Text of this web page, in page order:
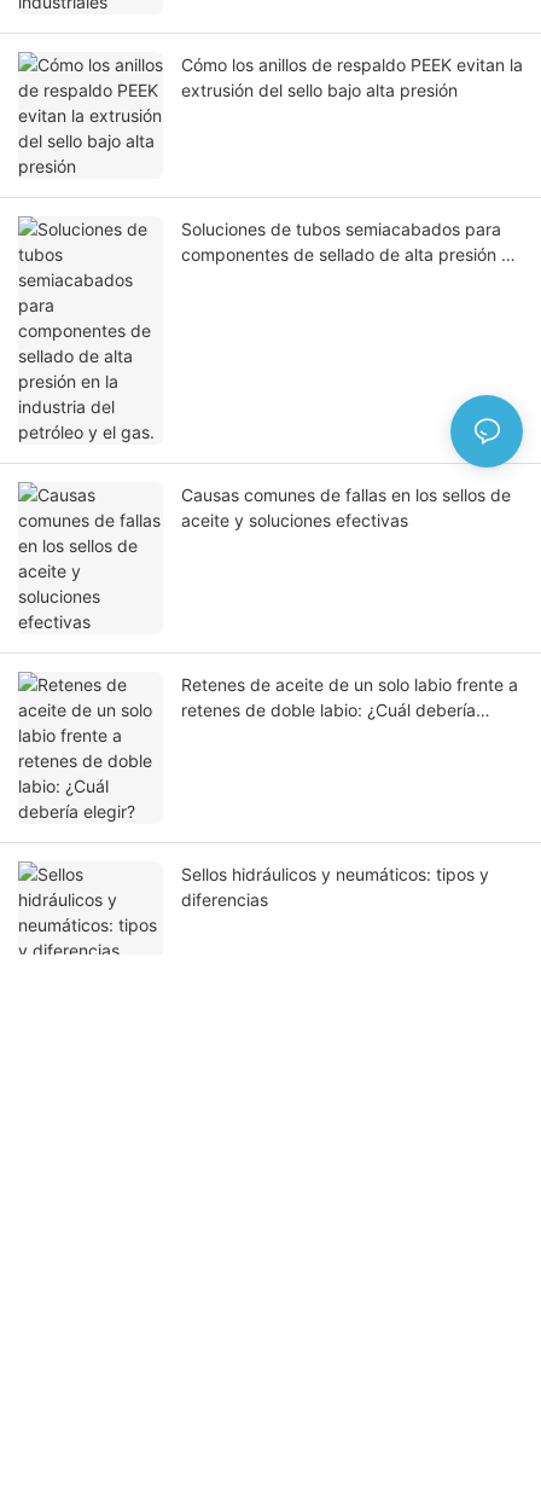
Cómo los anillos de respaldo PEEK evitan la
extrusión del sello bajo alta presión
Soluciones de tubos semiacabados para
componentes de sellado de alta presión en
Causas comunes de fallas en los sellos de
aceite y soluciones efectivas
Retenes de aceite de un solo labio frente a
retenes de doble labio: ¿Cuál debería
Sellos hidráulicos y neumáticos: tipos y
diferencias